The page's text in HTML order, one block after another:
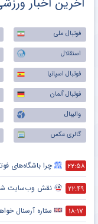
فوتبال ملی
استقلال
فوتبال اسپانیا
فوتبال آلمان
والیبال
گالری عکس
۲۲:۵۸ چرا باشگاه‌های
۲۲:۴۹ نقش وب‌سایت
۱۸:۱۷ ستاره آرسنال